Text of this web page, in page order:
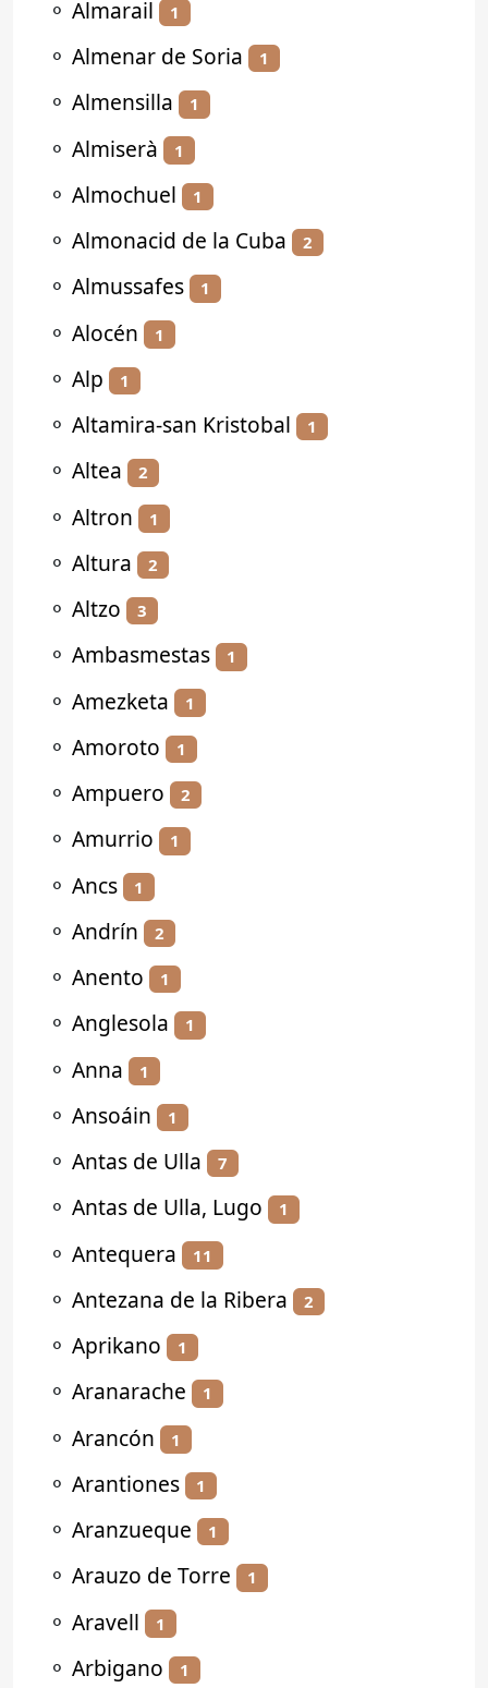
⚬ Almarail 1
⚬ Almenar de Soria 1
⚬ Almensilla 1
⚬ Almiserà 1
⚬ Almochuel 1
⚬ Almonacid de la Cuba 2
⚬ Almussafes 1
⚬ Alocén 1
⚬ Alp 1
⚬ Altamira-san Kristobal 1
⚬ Altea 2
⚬ Altron 1
⚬ Altura 2
⚬ Altzo 3
⚬ Ambasmestas 1
⚬ Amezketa 1
⚬ Amoroto 1
⚬ Ampuero 2
⚬ Amurrio 1
⚬ Ancs 1
⚬ Andrín 2
⚬ Anento 1
⚬ Anglesola 1
⚬ Anna 1
⚬ Ansoáin 1
⚬ Antas de Ulla 7
⚬ Antas de Ulla, Lugo 1
⚬ Antequera 11
⚬ Antezana de la Ribera 2
⚬ Aprikano 1
⚬ Aranarache 1
⚬ Arancón 1
⚬ Arantiones 1
⚬ Aranzueque 1
⚬ Arauzo de Torre 1
⚬ Aravell 1
⚬ Arbigano 1